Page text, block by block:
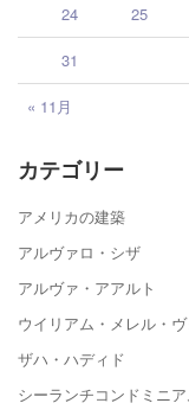
« 11月
24 25
31
カテゴリー
アメリカの建築
アルヴァロ・シザ
アルヴァ・アアルト
ウイリアム・メレル・
ザハ・ハディド
シーランチコンドミニ